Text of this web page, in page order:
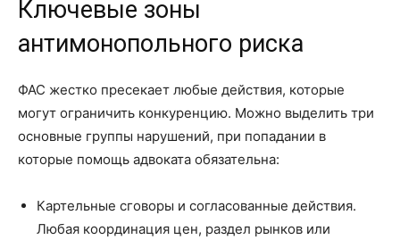
Ключевые зоны
антимонопольного риска
ФАС жестко пресекает любые действия, которые
могут ограничить конкуренцию. Можно выделить три
основные группы нарушений, при попадании в
которые помощь адвоката обязательна:
Картельные сговоры и согласованные действия.
Любая координация цен, раздел рынков или